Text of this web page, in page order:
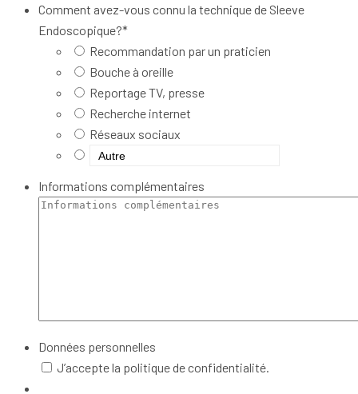
Comment avez-vous connu la technique de Sleeve
Endoscopique?*
Recommandation par un praticien
Bouche à oreille
Reportage TV, presse
Recherche internet
Réseaux sociaux
Informations complémentaires
Données personnelles
J’accepte la politique de confidentialité.